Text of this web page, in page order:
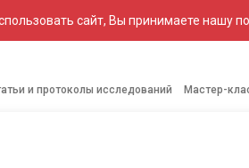
сайт, Вы принимаете нашу
и протоколы исследований Мастер-